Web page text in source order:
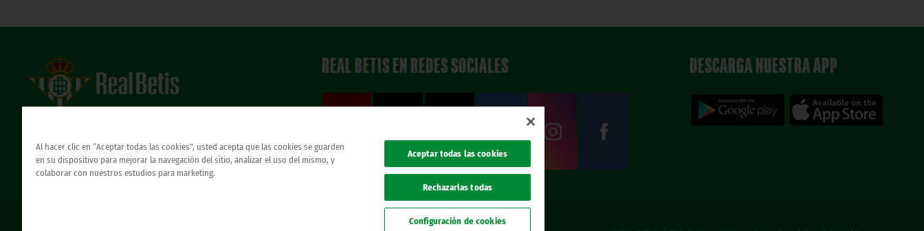
REAL BETIS EN REDES SOCIALES DESCARGA NUESTRA APP
Al hacer clic en “Aceptar todas las cookies”, usted acepta que las cookies se guarden
en su dispositivo para mejorar la navegación del sitio, analizar el uso del mismo, y
colaborar con nuestros estudios para marketing.
Aceptar todas las cookies
Rechazarlas todas
Configuración de cookies